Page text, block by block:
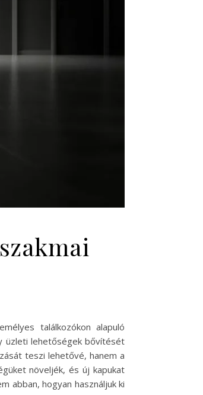
találkozókon alapuló
üzleti lehetőségek bővítését
teszi lehetővé, hanem a
növeljék, és új kapukat
abban, hogyan használjuk ki